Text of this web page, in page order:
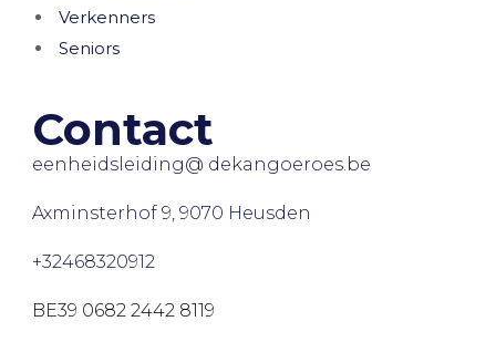
Verkenners
Seniors
Contact
eenheidsleiding@ dekangoeroes.be
Axminsterhof 9, 9070 Heusden
+32468320912
BE39 0682 2442 8119